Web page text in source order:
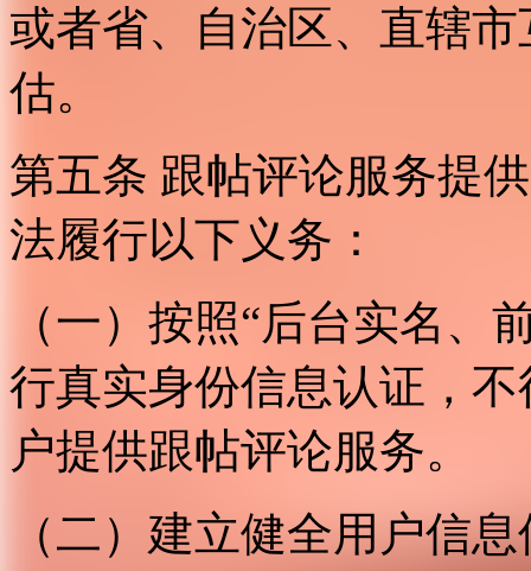
或者省、自治区、直辖
估。
第五条 跟帖评论服务提
法履行以下义务：
（一）按照“后台实名、
行真实身份信息认证，
户提供跟帖评论服务。
（二）建立健全用户信